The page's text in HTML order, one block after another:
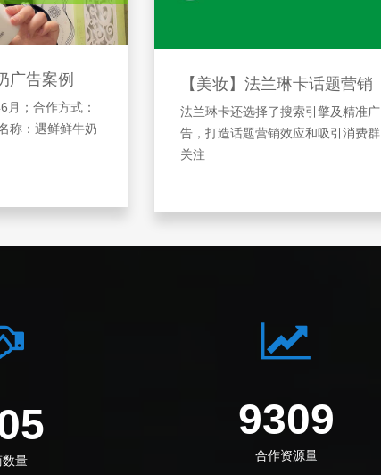
广告案例
月；合作方式：
称：遇鲜鲜牛奶
【美妆】法兰琳卡话题营销
法兰琳卡还选择了搜索引擎及精准广
告，打造话题营销效应和吸引消费群
关注
量
12174
合作资源量